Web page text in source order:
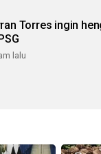
Torres ingin
lalu